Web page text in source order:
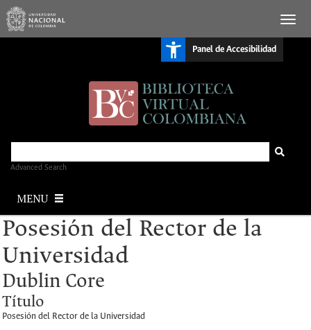
Panel de Accesibilidad
Advanced Search
MENU
Posesión del Rector de la
Universidad
Dublin Core
Título
Posesión del Rector de la Universidad